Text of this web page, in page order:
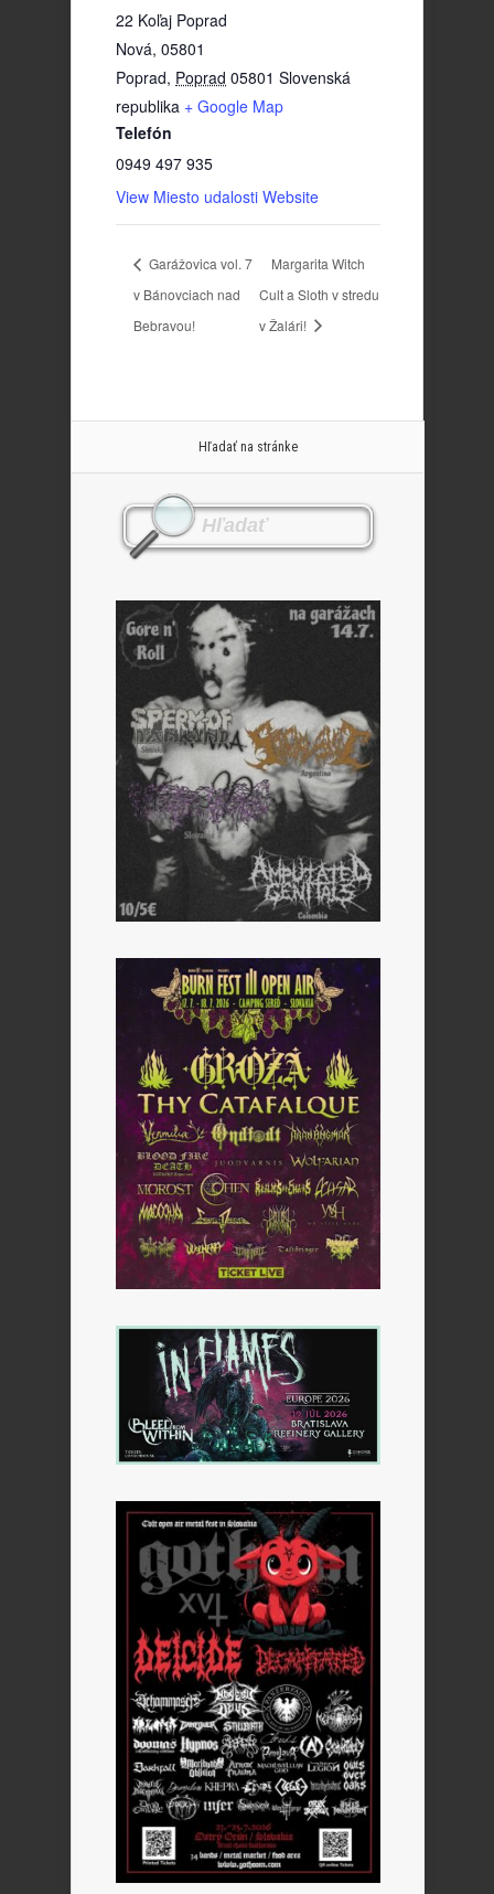
22 Koľaj Poprad
Nová, 05801
Poprad, Poprad 05801 Slovenská
republika + Google Map
Telefón
0949 497 935
View Miesto udalosti Website
Garážovica vol. 7
v Bánovciach nad
Bebravou!
Margarita Witch
Cult a Sloth v stredu
v Žalári!
Hľadať na stránke